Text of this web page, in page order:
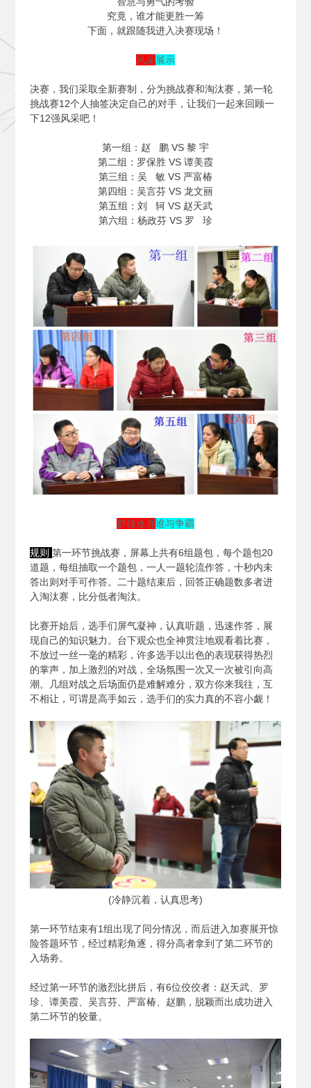
究竟，谁才能更胜一筹
下面，就跟随我进入决赛现场！
风采展示
决赛，我们采取全新赛制，分为挑战赛和淘汰赛，第一轮
挑战赛12个人抽签决定自己的对手，让我们一起来回顾一
下12强风采吧！
第一组：赵 鹏 VS 黎 宇
第二组：罗保胜 VS 谭美霞
第三组：吴 敏 VS 严富椿
第四组：吴言芬 VS 龙文丽
第五组：刘 轲 VS 赵天武
第六组：杨政芬 VS 罗 珍
群雄逐鹿谁与争霸
规则 第一环节挑战赛，屏幕上共有6组题包，每个题包20
道题，每组抽取一个题包，一人一题轮流作答，十秒内未
答出则对手可作答。二十题结束后，回答正确题数多者进
入淘汰赛，比分低者淘汰。
比赛开始后，选手们屏气凝神，认真听题，迅速作答，展
现自己的知识魅力。台下观众也全神贯注地观看着比赛，
不放过一丝一毫的精彩，许多选手以出色的表现获得热烈
的掌声，加上激烈的对战，全场氛围一次又一次被引向高
潮。几组对战之后场面仍是难解难分，双方你来我往，互
不相让，可谓是高手如云，选手们的实力真的不容小觑！
(冷静沉着，认真思考)
第一环节结束有1组出现了同分情况，而后进入加赛展开惊
险答题环节，经过精彩角逐，得分高者拿到了第二环节的
入场劵。
经过第一环节的激烈比拼后，有6位佼佼者：赵天武、罗
珍、谭美霞、吴言芬、严富椿、赵鹏，脱颖而出成功进入
第二环节的较量。